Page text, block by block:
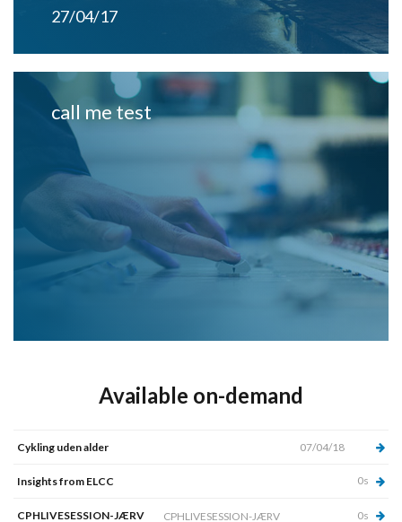
27/04/17
call me test
Available on-demand
Cykling uden alder 07/04/18
Insights from ELCC 0s
CPHLIVESESSION-JÆRV CPHLIVESESSION-JÆRV 0s